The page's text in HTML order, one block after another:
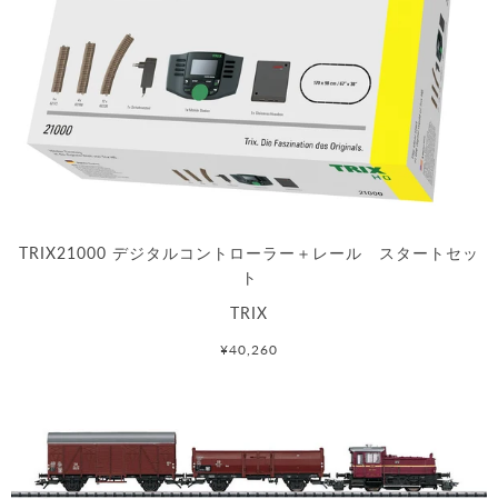
TRIX21000 デジタルコントローラー＋レール スタートセッ
ト
TRIX
¥40,260